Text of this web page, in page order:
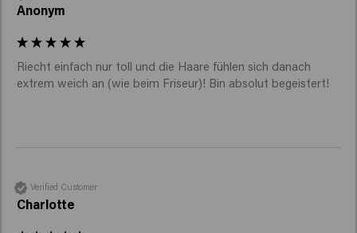
Anonym
Riecht einfach nur toll und die Haare fühlen sich danach
extrem weich an (wie beim Friseur)! Bin absolut begeistert!
Verified Customer
Charlotte